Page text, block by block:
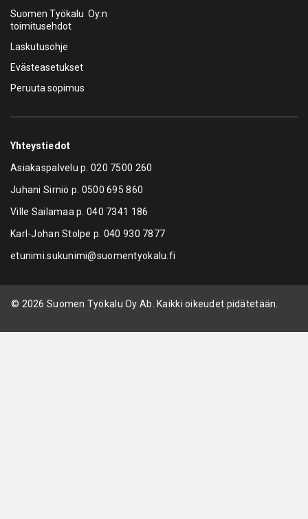
Suomen Työkalu Oy:n
toimitusehdot
Laskutusohje
Evästeasetukset
Peruuta sopimus
Yhteystiedot
Asiakaspalvelu p.020 7500 260
Juhani Sirniö p. 0500 695 860
Ville Sailamaa p.040 7341 186
Karl-Johan Stolpe p. 040 930 7877
etunimi.sukunimi@suomentyokalu.fi
© 2026 Suomen Työkalu Oy Ab. Kaikki oikeudet pidätetään.